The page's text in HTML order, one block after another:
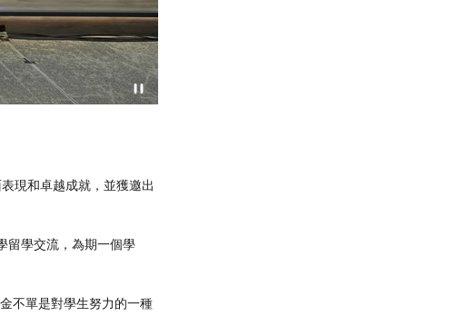
現和卓越成就，並獲邀出
留學交流，為期一個學
不單是對學生努力的一種